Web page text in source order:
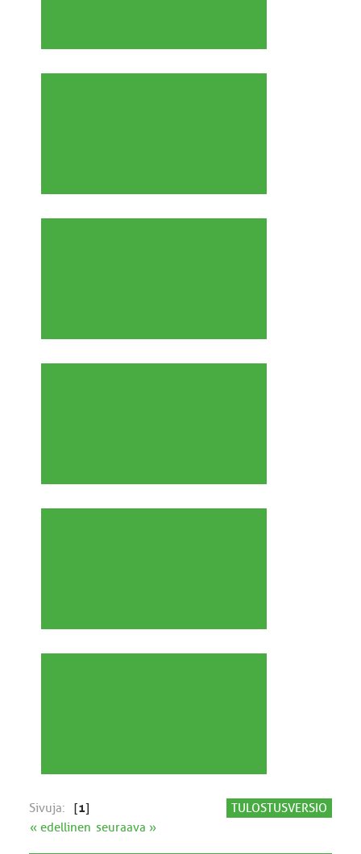
TULOSTUSVERSIO
Sivuja: [1]
« edellinen seuraava »